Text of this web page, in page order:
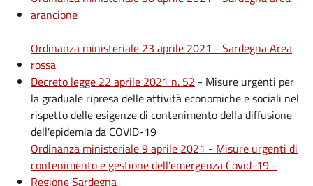
arancione
Ordinanza ministeriale 23 aprile 2021 - Sardegna Area
rossa
Decreto legge 22 aprile 2021 n. 52 - Misure urgenti per
la graduale ripresa delle attività economiche e sociali nel
rispetto delle esigenze di contenimento della diffusione
dell'epidemia da COVID-19
Ordinanza ministeriale 9 aprile 2021 - Misure urgenti di
contenimento e gestione dell'emergenza Covid-19 -
Regione Sardegna